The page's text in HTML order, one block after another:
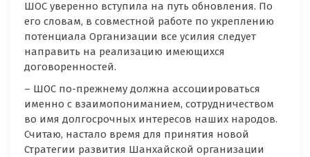
ШОС уверенно вступила на путь обновления. По
его словам, в совместной работе по укреплению
потенциала Организации все усилия следует
направить на реализацию имеющихся
договоренностей.
– ШОС по-прежнему должна ассоциироваться
именно с взаимопониманием, сотрудничеством
во имя долгосрочных интересов наших народов.
Считаю, настало время для принятия новой
Стратегии развития Шанхайской организации